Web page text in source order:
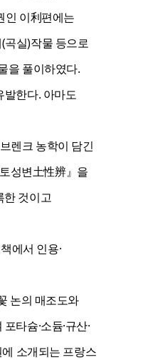
인 이利편에는
곡실)작물 등으로
을 풀이하였다.
발한다. 아마도
렌크 농학이 담긴
성변土性辨』을
한 것이고
에서 인용·
논의 매조도와
타슘·소듐·규산·
에 소개되는 프랑스